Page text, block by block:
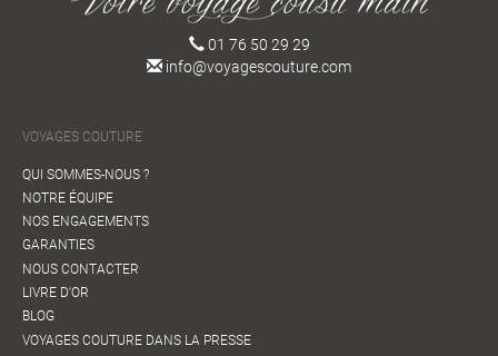
01 76 50 29 29
info@voyagescouture.com
VOYAGES COUTURE
QUI SOMMES-NOUS ?
NOTRE ÉQUIPE
NOS ENGAGEMENTS
GARANTIES
NOUS CONTACTER
LIVRE D'OR
BLOG
VOYAGES COUTURE DANS LA PRESSE